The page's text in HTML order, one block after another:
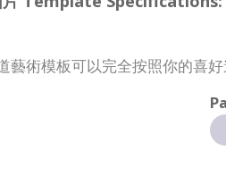
藝術模板可以完全按照你的喜